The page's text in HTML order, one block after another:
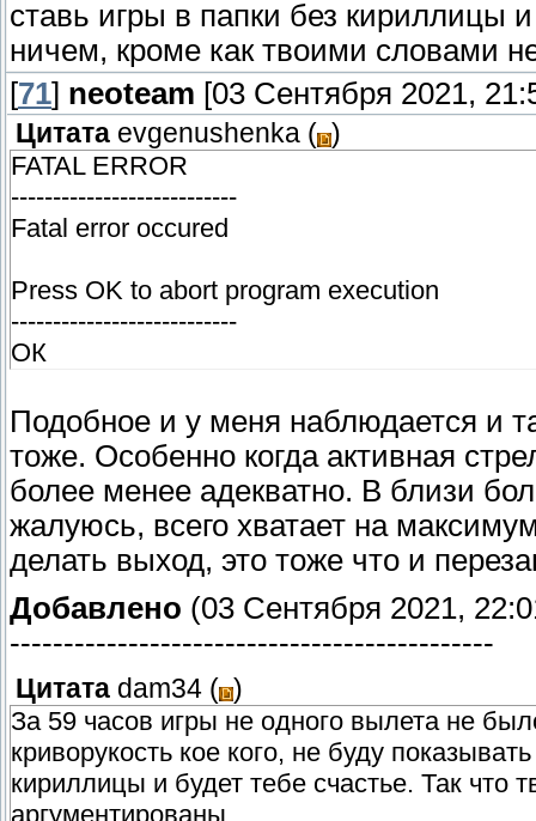
ставь игры в папки без кириллицы
ничем, кроме как твоими словами
[71] neoteam [03 Сентября 2021,
Цитата evgenushenka ( )
FATAL ERROR
---------------------------
Fatal error occured
Press OK to abort program execution
---------------------------
ОК
Подобное и у меня наблюдается и
тоже. Особенно когда активная
более менее адекватно. В близи
жалуюсь, всего хватает на
делать выход, это тоже что и
Добавлено (03 Сентября 2021,
---------------------------------------------
Цитата dam34 ( )
За 59 часов игры не одного вылета не
криворукость кое кого, не буду
кириллицы и будет тебе счастье. Так
аргументированы